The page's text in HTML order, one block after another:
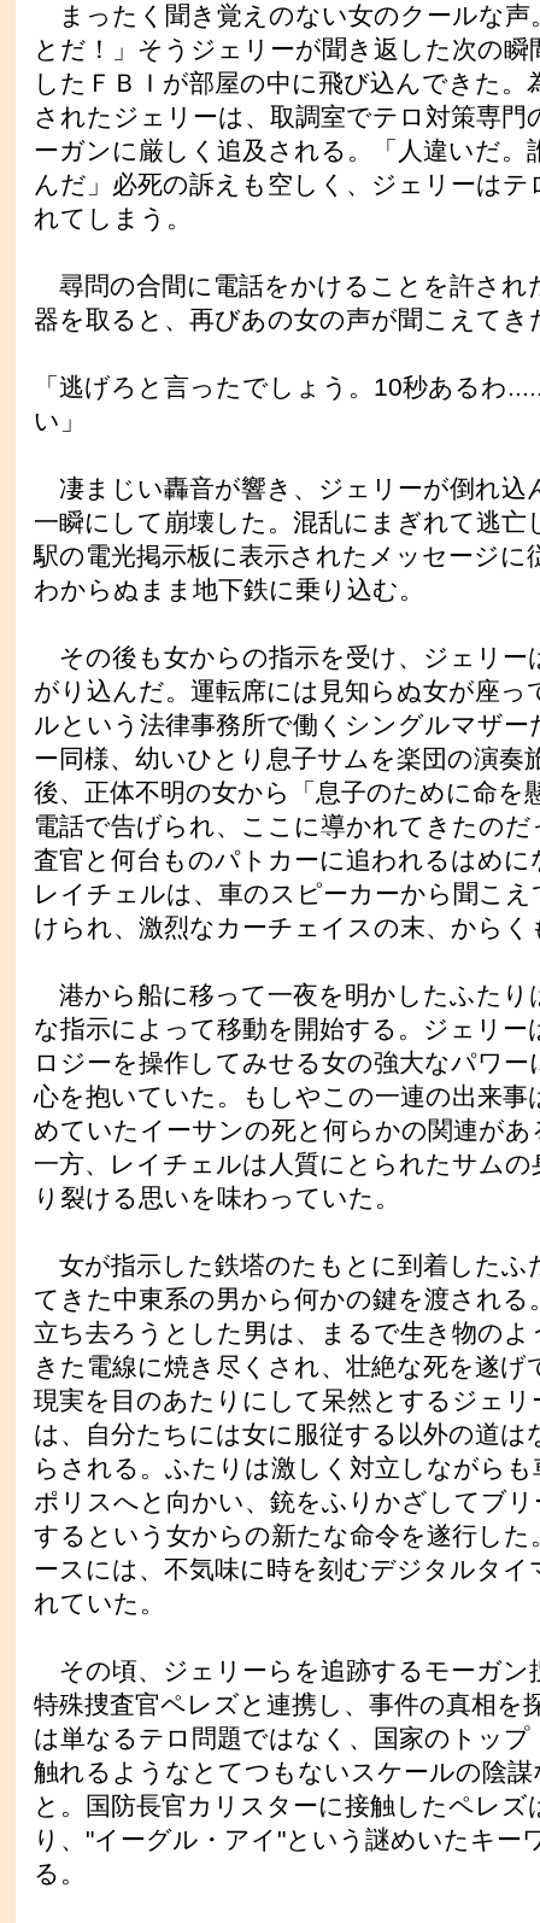
まったく聞き覚えのない女のクールな声
とだ！」そうジェリーが聞き返した次の瞬
したＦＢＩが部屋の中に飛び込んできた。
されたジェリーは、取調室でテロ対策専門
ーガンに厳しく追及される。「人違いだ。
んだ」必死の訴えも空しく、ジェリーはテ
れてしまう。
尋問の合間に電話をかけることを許され
器を取ると、再びあの女の声が聞こえてき
「逃げろと言ったでしょう。10秒あるわ
い」
凄まじい轟音が響き、ジェリーが倒れ込
一瞬にして崩壊した。混乱にまぎれて逃亡
駅の電光掲示板に表示されたメッセージに
わからぬまま地下鉄に乗り込む。
その後も女からの指示を受け、ジェリー
がり込んだ。運転席には見知らぬ女が座っ
ルという法律事務所で働くシングルマザー
ー同様、幼いひとり息子サムを楽団の演奏
後、正体不明の女から「息子のために命を
電話で告げられ、ここに導かれてきたの
査官と何台ものパトカーに追われるはめ
レイチェルは、車のスピーカーから聞こ
けられ、激烈なカーチェイスの末、からく
港から船に移って一夜を明かしたふたり
な指示によって移動を開始する。ジェリ
ロジーを操作してみせる女の強大なパワー
心を抱いていた。もしやこの一連の出来事
めていたイーサンの死と何らかの関連が
一方、レイチェルは人質にとられたサムの
り裂ける思いを味わっていた。
女が指示した鉄塔のたもとに到着したふ
てきた中東系の男から何かの鍵を渡される
立ち去ろうとした男は、まるで生き物の
きた電線に焼き尽くされ、壮絶な死を遂げ
現実を目のあたりにして呆然とするジェ
は、自分たちには女に服従する以外の道は
らされる。ふたりは激しく対立しながら
ポリスへと向かい、銃をふりかざしてブ
するという女からの新たな命令を遂行した
ースには、不気味に時を刻むデジタルタイ
れていた。
その頃、ジェリーらを追跡するモーガン
特殊捜査官ペレズと連携し、事件の真相を
は単なるテロ問題ではなく、国家のトッ
触れるようなとてつもないスケールの陰
と。国防長官カリスターに接触したペレズ
り、"イーグル・アイ"という謎めいたキー
る。